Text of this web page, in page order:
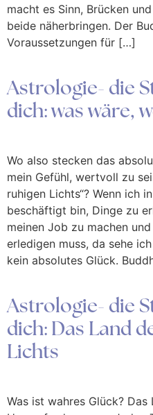
macht es Sinn, Brücken
beide näherbringen. Der
Voraussetzungen für […]
Astrologie- die
dich: was wäre,
Wo also stecken das
mein Gefühl, wertvoll zu
ruhigen Lichts“? Wenn ich
beschäftigt bin, Dinge zu
meinen Job zu machen
erledigen muss, da sehe
kein absolutes Glück.
Astrologie- die
dich: Das Land
Lichts
Was ist wahres Glück?